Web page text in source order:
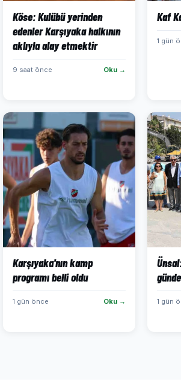
Köse: Kulübü yerinden
edenler Karşıyaka halkının
aklıyla alay etmektir
9 saat önce Oku →
Kaf
1 gün
Karşıyaka'nın kamp
programı belli oldu
1 gün önce Oku → 1 gün